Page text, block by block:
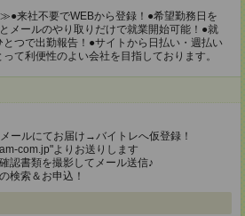
来社不要でWEBから登録！●希望勤務日を
メールのやり取りだけで就業開始可能！●就
つで出勤報告！●サイトから日払い・週払い
て利便性のよい会社を目指しております。
ールにてお届け→バイトレへ仮登録！
com.jp"よりお送りします
認書類を撮影してメール送信♪
検索＆お申込！